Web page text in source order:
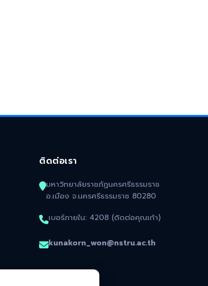
ติดต่อเรา
มหาวิทยาลัยราชภัฏนครศรีธรรมราช
อ.เมือง จ.นครศรีธรรมราช 80280
เบอร์ภายใน: 4208 (ติดต่อคุณเก้า)
kunakorn_won@nstru.ac.th